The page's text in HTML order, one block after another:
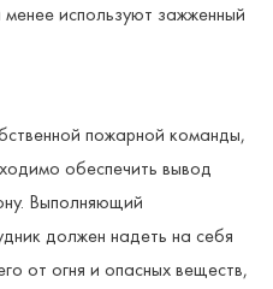
используют зажженный
пожарной команды,
обеспечить вывод
Выполняющий
должен надеть на себя
от огня и опасных веществ,